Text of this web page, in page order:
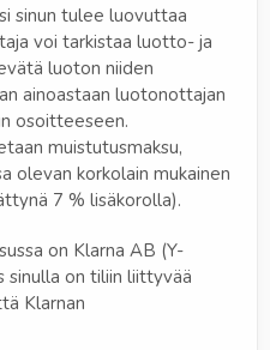
sinun tulee luovuttaa
voi tarkistaa luotto- ja
luoton niiden
ainoastaan luotonottajan
osoitteeseen.
muistutusmaksu,
olevan korkolain mukainen
7 % lisäkorolla).
on Klarna AB (Y-
sinulla on tiliin liittyvää
Klarnan